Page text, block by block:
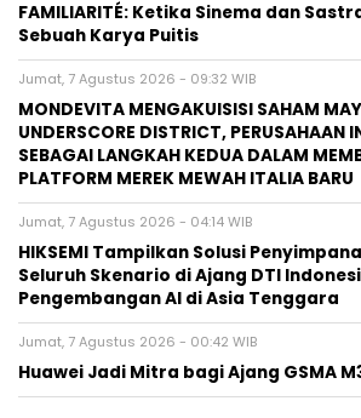
FAMILIARITÉ: Ketika Sinema dan
Sebuah Karya Puitis
Jumat, 7 Agustus 2026 - 09:32 WIB
MONDEVITA MENGAKUISISI SAHAM
UNDERSCORE DISTRICT, PERUSAHAAN
SEBAGAI LANGKAH KEDUA DALAM
PLATFORM MEREK MEWAH ITALIA BARU
Jumat, 7 Agustus 2026 - 04:14 WIB
HIKSEMI Tampilkan Solusi
Seluruh Skenario di Ajang DTI
Pengembangan AI di Asia Tenggara
Jumat, 7 Agustus 2026 - 00:42 WIB
Huawei Jadi Mitra bagi Ajang GSMA